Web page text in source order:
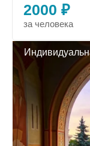
2000 ₽
за человека